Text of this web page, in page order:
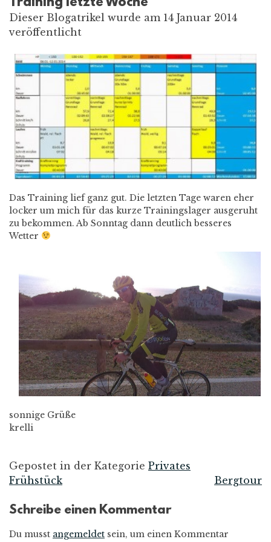
Dieser Blogatrikel wurde am 14 Januar 2014
veröffentlicht
Das Training lief ganz gut. Die letzten Tage waren eher
locker um mich für das kurze Trainingslager ausgeruht
zu bekommen. Ab Sonntag dann deutlich besseres
Wetter
sonnige Grüße
krelli
Gepostet in der Kategorie Privates
Navigation
Frühstück Bergtour
Schreibe einen Kommentar
Du musst angemeldet sein, um einen Kommentar